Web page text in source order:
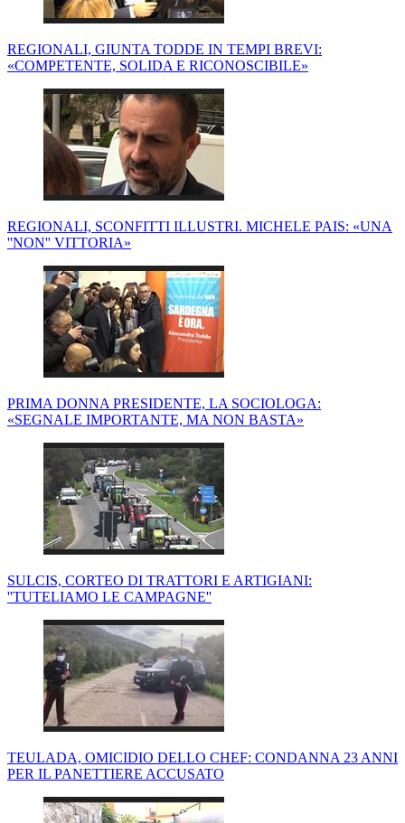
REGIONALI, GIUNTA TODDE IN TEMPI BREVI:
«COMPETENTE, SOLIDA E RICONOSCIBILE»
REGIONALI, SCONFITTI ILLUSTRI. MICHELE PAIS: «UNA
''NON'' VITTORIA»
PRIMA DONNA PRESIDENTE, LA SOCIOLOGA:
«SEGNALE IMPORTANTE, MA NON BASTA»
SULCIS, CORTEO DI TRATTORI E ARTIGIANI:
''TUTELIAMO LE CAMPAGNE''
TEULADA, OMICIDIO DELLO CHEF: CONDANNA 23 ANNI
PER IL PANETTIERE ACCUSATO